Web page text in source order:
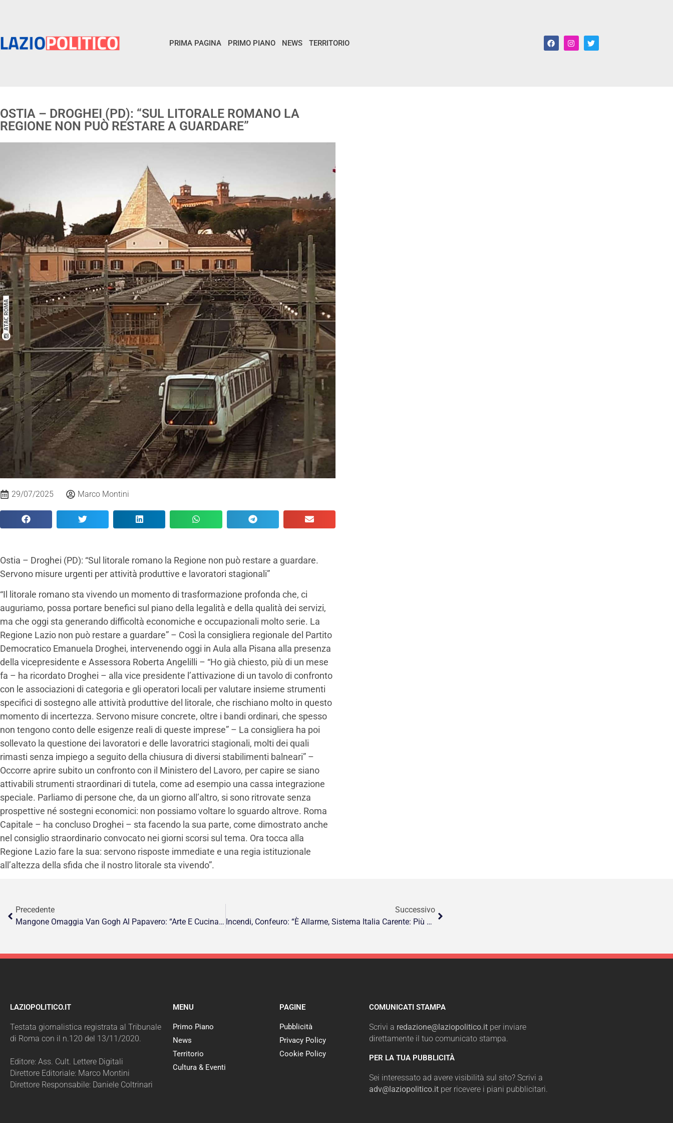
PRIMA PAGINA PRIMO PIANO NEWS TERRITORIO
OSTIA – DROGHEI (PD): “SUL LITORALE ROMANO LA
REGIONE NON PUÒ RESTARE A GUARDARE”
29/07/2025 Marco Montini
Ostia – Droghei (PD): “Sul litorale romano la Regione non può restare a guardare.
Servono misure urgenti per attività produttive e lavoratori stagionali”
“Il litorale romano sta vivendo un momento di trasformazione profonda che, ci
auguriamo, possa portare benefici sul piano della legalità e della qualità dei servizi,
ma che oggi sta generando difficoltà economiche e occupazionali molto serie. La
Regione Lazio non può restare a guardare” – Così la consigliera regionale del Partito
Democratico Emanuela Droghei, intervenendo oggi in Aula alla Pisana alla presenza
della vicepresidente e Assessora Roberta Angelilli – “Ho già chiesto, più di un mese
fa – ha ricordato Droghei – alla vice presidente l’attivazione di un tavolo di confronto
con le associazioni di categoria e gli operatori locali per valutare insieme strumenti
specifici di sostegno alle attività produttive del litorale, che rischiano molto in questo
momento di incertezza. Servono misure concrete, oltre i bandi ordinari, che spesso
non tengono conto delle esigenze reali di queste imprese” – La consigliera ha poi
sollevato la questione dei lavoratori e delle lavoratrici stagionali, molti dei quali
rimasti senza impiego a seguito della chiusura di diversi stabilimenti balneari” –
Occorre aprire subito un confronto con il Ministero del Lavoro, per capire se siano
attivabili strumenti straordinari di tutela, come ad esempio una cassa integrazione
speciale. Parliamo di persone che, da un giorno all’altro, si sono ritrovate senza
prospettive né sostegni economici: non possiamo voltare lo sguardo altrove. Roma
Capitale – ha concluso Droghei – sta facendo la sua parte, come dimostrato anche
nel consiglio straordinario convocato nei giorni scorsi sul tema. Ora tocca alla
Regione Lazio fare la sua: servono risposte immediate e una regia istituzionale
all’altezza della sfida che il nostro litorale sta vivendo”.
Precedente
Mangone Omaggia Van Gogh Al Papavero: “Arte E Cucina Si Incontrano In Un Evento Unico A Eboli”
Successivo
Incendi, Confeuro: “È Allarme, Sistema Italia Carente: Più Monitoraggio E Prevenzione”
LAZIOPOLITICO.IT
Testata giornalistica registrata al Tribunale
di Roma con il n.120 del 13/11/2020.
Editore: Ass. Cult. Lettere Digitali
Direttore Editoriale: Marco Montini
Direttore Responsabile: Daniele Coltrinari
MENU
Primo Piano
News
Territorio
Cultura & Eventi
PAGINE
Pubblicità
Privacy Policy
Cookie Policy
COMUNICATI STAMPA
Scrivi a redazione@laziopolitico.itper inviare
direttamente il tuo comunicato stampa.
PER LA TUA PUBBLICITÀ
Sei interessato ad avere visibilità sul sito? Scrivi a
adv@laziopolitico.it per ricevere i piani pubblicitari.